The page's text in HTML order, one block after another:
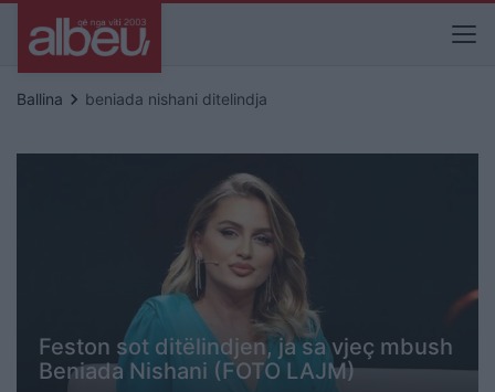
Ballina keyboard_arrow_right beniada nishani ditelindja
Feston sot ditëlindjen, ja sa vjeç mbush
Beniada Nishani (FOTO LAJM)